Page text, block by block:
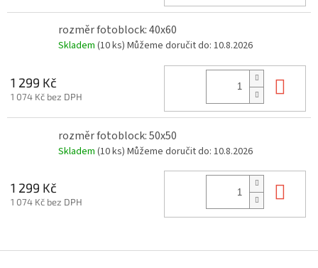
rozměr fotoblock: 40x60
Skladem (10 ks) Můžeme doručit do: 10.8.2026
1 299 Kč
1 074 Kč bez DPH
rozměr fotoblock: 50x50
Skladem (10 ks) Můžeme doručit do: 10.8.2026
1 299 Kč
1 074 Kč bez DPH